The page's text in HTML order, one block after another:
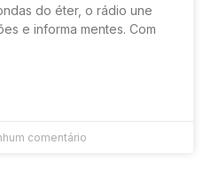
do éter, o rádio une
e informa mentes. Com
comentário